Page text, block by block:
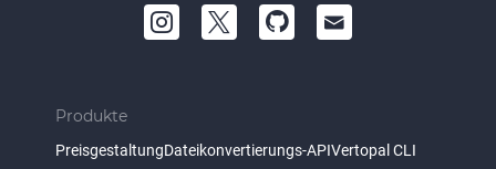
Produkte
PreisgestaltungDateikonvertierungs-APIVertopal CLI